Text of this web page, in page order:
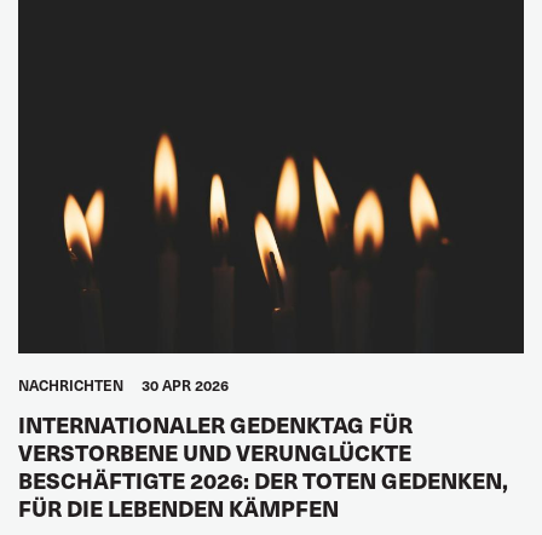
NACHRICHTEN 30 APR 2026
INTERNATIONALER GEDENKTAG FÜR
VERSTORBENE UND VERUNGLÜCKTE
BESCHÄFTIGTE 2026: DER TOTEN GEDENKEN,
FÜR DIE LEBENDEN KÄMPFEN